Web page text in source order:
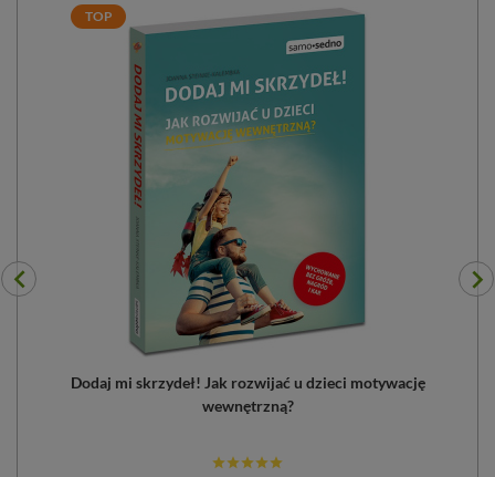
TOP
Dodaj mi skrzydeł! Jak rozwijać u dzieci motywację
wewnętrzną?